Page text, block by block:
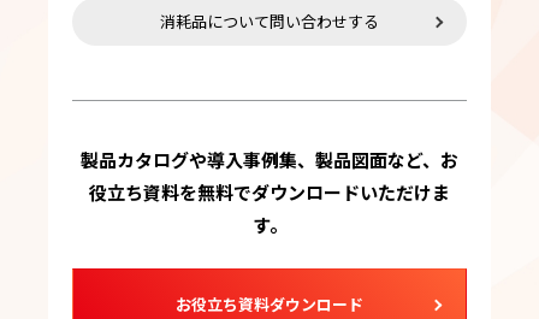
消耗品について問い合わせする
製品カタログや導入事例集、製品図面など、お
役立ち資料を無料でダウンロードいただけま
す。
お役立ち資料ダウンロード